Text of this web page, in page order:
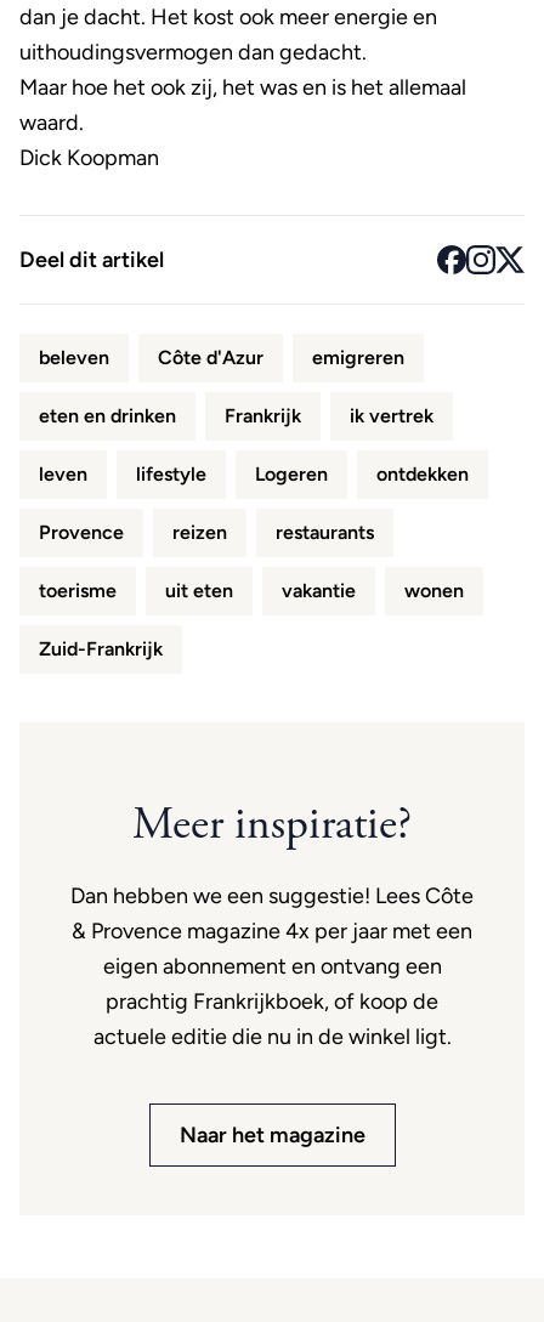
dan je dacht. Het kost ook meer energie en
uithoudingsvermogen dan gedacht.
Maar hoe het ook zij, het was en is het allemaal
waard.
Dick Koopman
Deel dit artikel
beleven Côte d'Azur emigreren
eten en drinken Frankrijk ik vertrek
leven lifestyle Logeren ontdekken
Provence reizen restaurants
toerisme uit eten vakantie wonen
Zuid-Frankrijk
Meer inspiratie?
Dan hebben we een suggestie! Lees Côte
& Provence magazine 4x per jaar met een
eigen abonnement en ontvang een
prachtig Frankrijkboek, of koop de
actuele editie die nu in de winkel ligt.
Naar het magazine